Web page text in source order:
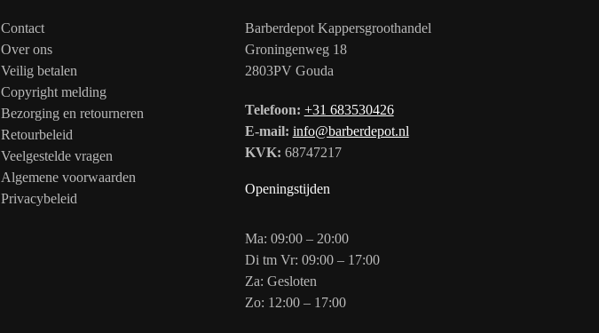
Contact
Over ons
Veilig betalen
Copyright melding
Bezorging en retourneren
Retourbeleid
Veelgestelde vragen
Algemene voorwaarden
Privacybeleid
Barberdepot Kappersgroothandel
Groningenweg 18
2803PV Gouda
Telefoon: +31 683530426
E-mail: info@barberdepot.nl
KVK: 68747217
Openingstijden
Ma: 09:00 – 20:00
Di tm Vr: 09:00 – 17:00
Za: Gesloten
Zo: 12:00 – 17:00